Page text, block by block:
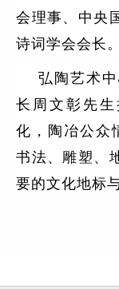
会理事、中央
诗词学会会长。
弘陶艺术
长周文彰先
化，陶冶公众
书法、雕塑、
要的文化地标